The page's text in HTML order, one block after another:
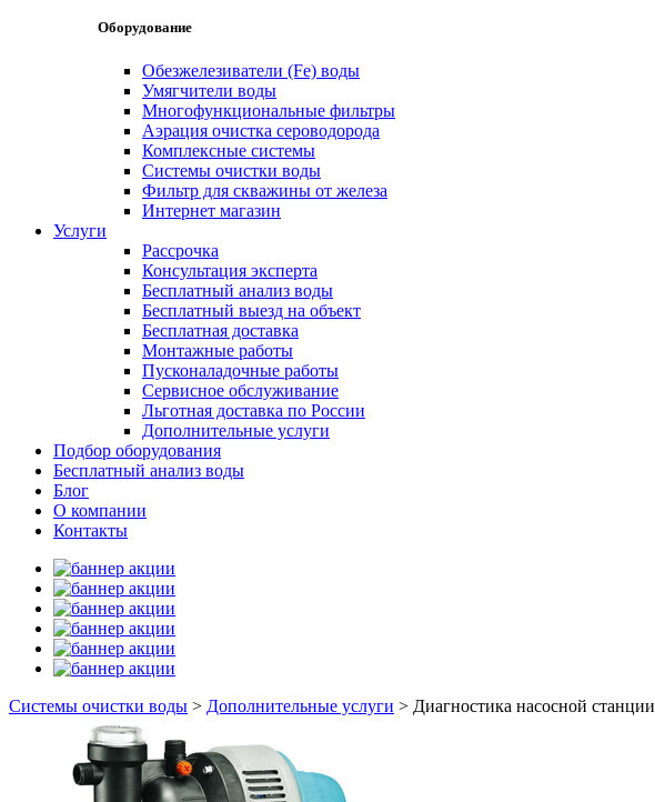
Оборудование
Обезжелезиватели (Fe) воды
Умягчители воды
Многофункциональные фильтры
Аэрация очистка сероводорода
Комплексные системы
Системы очистки воды
Фильтр для скважины от железа
Интернет магазин
Услуги
Рассрочка
Консультация эксперта
Бесплатный анализ воды
Бесплатный выезд на объект
Бесплатная доставка
Монтажные работы
Пусконаладочные работы
Сервисное обслуживание
Льготная доставка по России
Дополнительные услуги
Подбор оборудования
Бесплатный анализ воды
Блог
О компании
Контакты
Системы очистки воды > Дополнительные услуги > Диагностика насосной станции